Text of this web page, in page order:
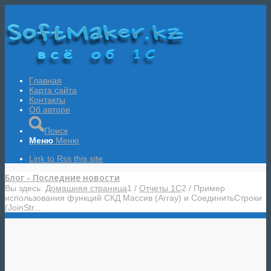
Главная
Карта сайта
Контакты
Об авторе
Поиск
Меню Меню
Link to Rss this site
Блог - Последние новости
Вы здесь: Домашняя страница1 / Отчеты 1С2 / Пример
использования функций СКД Массив (Array) и СоединитьСтроки
(JoinStr...